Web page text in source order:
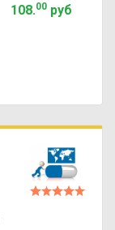
108.00руб